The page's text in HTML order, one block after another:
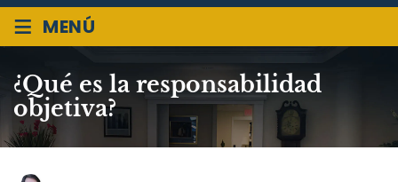
≡ MENÚ
¿Qué es la responsabilidad
objetiva?